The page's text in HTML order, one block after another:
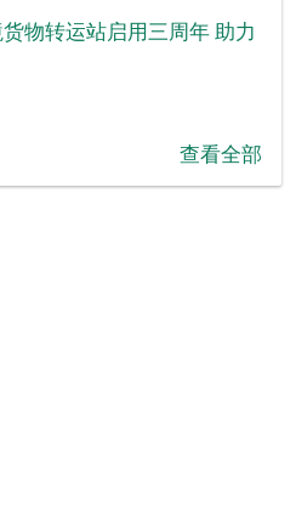
物转运站启用三周年 助力
查看全部